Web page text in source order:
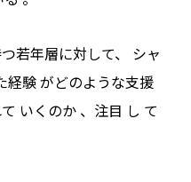
若年層に対して、 シャ
経験 がどのような支援
いくのか 、注目 し て